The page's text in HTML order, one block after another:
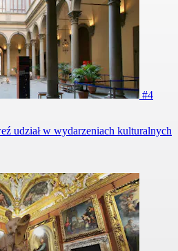
#4
udział w wydarzeniach kulturalnych